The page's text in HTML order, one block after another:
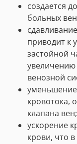
создается
больных
приводит к
застойной
венозной
кровотока,
клапана вен;
ускорение
крови, что